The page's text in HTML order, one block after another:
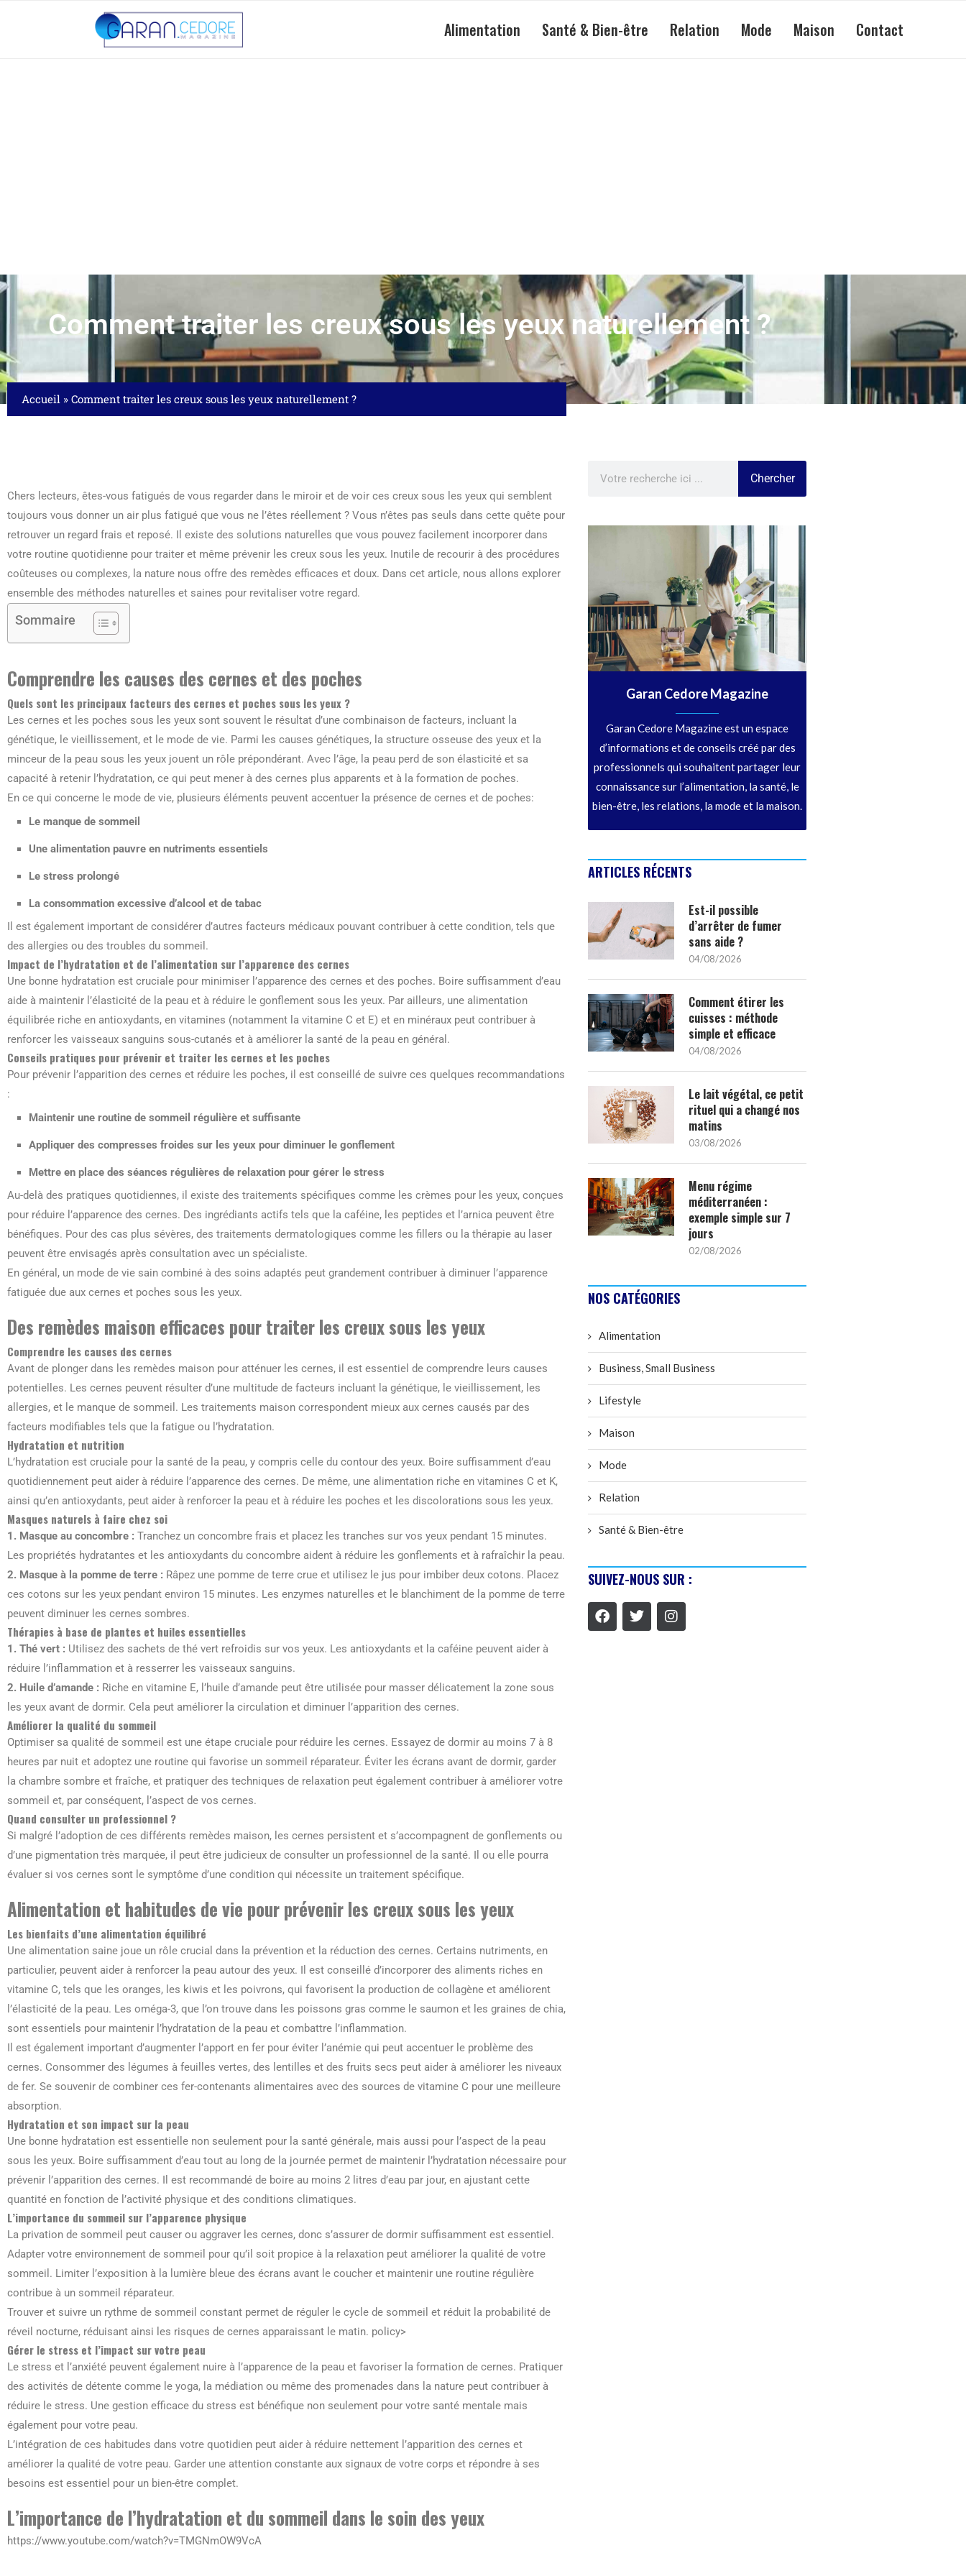
Alimentation Santé & Bien-être Relation Mode Maison Contact
Comment traiter les creux sous les yeux naturellement ?
Accueil » Comment traiter les creux sous les yeux naturellement ?
Chers lecteurs, êtes-vous fatigués de vous regarder dans le miroir et de voir ces creux sous les yeux qui semblent
toujours vous donner un air plus fatigué que vous ne l’êtes réellement ? Vous n’êtes pas seuls dans cette quête pour
retrouver un regard frais et reposé. Il existe des solutions naturelles que vous pouvez facilement incorporer dans
votre routine quotidienne pour traiter et même prévenir les creux sous les yeux. Inutile de recourir à des procédures
coûteuses ou complexes, la nature nous offre des remèdes efficaces et doux. Dans cet article, nous allons explorer
ensemble des méthodes naturelles et saines pour revitaliser votre regard.
Sommaire
Comprendre les causes des cernes et des poches
Quels sont les principaux facteurs des cernes et poches sous les yeux ?
Les cernes et les poches sous les yeux sont souvent le résultat d’une combinaison de facteurs, incluant la
génétique, le vieillissement, et le mode de vie. Parmi les causes génétiques, la structure osseuse des yeux et la
minceur de la peau sous les yeux jouent un rôle prépondérant. Avec l’âge, la peau perd de son élasticité et sa
capacité à retenir l’hydratation, ce qui peut mener à des cernes plus apparents et à la formation de poches.
En ce qui concerne le mode de vie, plusieurs éléments peuvent accentuer la présence de cernes et de poches:
Le manque de sommeil
Une alimentation pauvre en nutriments essentiels
Le stress prolongé
La consommation excessive d’alcool et de tabac
Il est également important de considérer d’autres facteurs médicaux pouvant contribuer à cette condition, tels que
des allergies ou des troubles du sommeil.
Impact de l’hydratation et de l’alimentation sur l’apparence des cernes
Une bonne hydratation est cruciale pour minimiser l’apparence des cernes et des poches. Boire suffisamment d’eau
aide à maintenir l’élasticité de la peau et à réduire le gonflement sous les yeux. Par ailleurs, une alimentation
équilibrée riche en antioxydants, en vitamines (notamment la vitamine C et E) et en minéraux peut contribuer à
renforcer les vaisseaux sanguins sous-cutanés et à améliorer la santé de la peau en général.
Conseils pratiques pour prévenir et traiter les cernes et les poches
Pour prévenir l’apparition des cernes et réduire les poches, il est conseillé de suivre ces quelques recommandations
:
Maintenir une routine de sommeil régulière et suffisante
Appliquer des compresses froides sur les yeux pour diminuer le gonflement
Mettre en place des séances régulières de relaxation pour gérer le stress
Au-delà des pratiques quotidiennes, il existe des traitements spécifiques comme les crèmes pour les yeux, conçues
pour réduire l’apparence des cernes. Des ingrédiants actifs tels que la caféine, les peptides et l’arnica peuvent être
bénéfiques. Pour des cas plus sévères, des traitements dermatologiques comme les fillers ou la thérapie au laser
peuvent être envisagés après consultation avec un spécialiste.
En général, un mode de vie sain combiné à des soins adaptés peut grandement contribuer à diminuer l’apparence
fatiguée due aux cernes et poches sous les yeux.
Des remèdes maison efficaces pour traiter les creux sous les yeux
Comprendre les causes des cernes
Avant de plonger dans les remèdes maison pour atténuer les cernes, il est essentiel de comprendre leurs causes
potentielles. Les cernes peuvent résulter d’une multitude de facteurs incluant la génétique, le vieillissement, les
allergies, et le manque de sommeil. Les traitements maison correspondent mieux aux cernes causés par des
facteurs modifiables tels que la fatigue ou l’hydratation.
Hydratation et nutrition
L’hydratation est cruciale pour la santé de la peau, y compris celle du contour des yeux. Boire suffisamment d’eau
quotidiennement peut aider à réduire l’apparence des cernes. De même, une alimentation riche en vitamines C et K,
ainsi qu’en antioxydants, peut aider à renforcer la peau et à réduire les poches et les discolorations sous les yeux.
Masques naturels à faire chez soi
1. Masque au concombre : Tranchez un concombre frais et placez les tranches sur vos yeux pendant 15 minutes.
Les propriétés hydratantes et les antioxydants du concombre aident à réduire les gonflements et à rafraîchir la peau.
2. Masque à la pomme de terre : Râpez une pomme de terre crue et utilisez le jus pour imbiber deux cotons. Placez
ces cotons sur les yeux pendant environ 15 minutes. Les enzymes naturelles et le blanchiment de la pomme de terre
peuvent diminuer les cernes sombres.
Thérapies à base de plantes et huiles essentielles
1. Thé vert : Utilisez des sachets de thé vert refroidis sur vos yeux. Les antioxydants et la caféine peuvent aider à
réduire l’inflammation et à resserrer les vaisseaux sanguins.
2. Huile d’amande : Riche en vitamine E, l’huile d’amande peut être utilisée pour masser délicatement la zone sous
les yeux avant de dormir. Cela peut améliorer la circulation et diminuer l’apparition des cernes.
Améliorer la qualité du sommeil
Optimiser sa qualité de sommeil est une étape cruciale pour réduire les cernes. Essayez de dormir au moins 7 à 8
heures par nuit et adoptez une routine qui favorise un sommeil réparateur. Éviter les écrans avant de dormir, garder
la chambre sombre et fraîche, et pratiquer des techniques de relaxation peut également contribuer à améliorer votre
sommeil et, par conséquent, l’aspect de vos cernes.
Quand consulter un professionnel ?
Si malgré l’adoption de ces différents remèdes maison, les cernes persistent et s’accompagnent de gonflements ou
d’une pigmentation très marquée, il peut être judicieux de consulter un professionnel de la santé. Il ou elle pourra
évaluer si vos cernes sont le symptôme d’une condition qui nécessite un traitement spécifique.
Alimentation et habitudes de vie pour prévenir les creux sous les yeux
Les bienfaits d’une alimentation équilibré
Une alimentation saine joue un rôle crucial dans la prévention et la réduction des cernes. Certains nutriments, en
particulier, peuvent aider à renforcer la peau autour des yeux. Il est conseillé d’incorporer des aliments riches en
vitamine C, tels que les oranges, les kiwis et les poivrons, qui favorisent la production de collagène et améliorent
l’élasticité de la peau. Les oméga-3, que l’on trouve dans les poissons gras comme le saumon et les graines de chia,
sont essentiels pour maintenir l’hydratation de la peau et combattre l’inflammation.
Il est également important d’augmenter l’apport en fer pour éviter l’anémie qui peut accentuer le problème des
cernes. Consommer des légumes à feuilles vertes, des lentilles et des fruits secs peut aider à améliorer les niveaux
de fer. Se souvenir de combiner ces fer-contenants alimentaires avec des sources de vitamine C pour une meilleure
absorption.
Hydratation et son impact sur la peau
Une bonne hydratation est essentielle non seulement pour la santé générale, mais aussi pour l’aspect de la peau
sous les yeux. Boire suffisamment d’eau tout au long de la journée permet de maintenir l’hydratation nécessaire pour
prévenir l’apparition des cernes. Il est recommandé de boire au moins 2 litres d’eau par jour, en ajustant cette
quantité en fonction de l’activité physique et des conditions climatiques.
L’importance du sommeil sur l’apparence physique
La privation de sommeil peut causer ou aggraver les cernes, donc s’assurer de dormir suffisamment est essentiel.
Adapter votre environnement de sommeil pour qu’il soit propice à la relaxation peut améliorer la qualité de votre
sommeil. Limiter l’exposition à la lumière bleue des écrans avant le coucher et maintenir une routine régulière
contribue à un sommeil réparateur.
Trouver et suivre un rythme de sommeil constant permet de réguler le cycle de sommeil et réduit la probabilité de
réveil nocturne, réduisant ainsi les risques de cernes apparaissant le matin. policy>
Gérer le stress et l’impact sur votre peau
Le stress et l’anxiété peuvent également nuire à l’apparence de la peau et favoriser la formation de cernes. Pratiquer
des activités de détente comme le yoga, la médiation ou même des promenades dans la nature peut contribuer à
réduire le stress. Une gestion efficace du stress est bénéfique non seulement pour votre santé mentale mais
également pour votre peau.
L’intégration de ces habitudes dans votre quotidien peut aider à réduire nettement l’apparition des cernes et
améliorer la qualité de votre peau. Garder une attention constante aux signaux de votre corps et répondre à ses
besoins est essentiel pour un bien-être complet.
L’importance de l’hydratation et du sommeil dans le soin des yeux
https://www.youtube.com/watch?v=TMGNmOW9VcA
Chercher
Garan Cedore Magazine
Garan Cedore Magazine est un espace
d’informations et de conseils créé par des
professionnels qui souhaitent partager leur
connaissance sur l’alimentation, la santé, le
bien-être, les relations, la mode et la maison.
ARTICLES RÉCENTS
Est-il possible
d’arrêter de fumer
sans aide ?
04/08/2026
Comment étirer les
cuisses : méthode
simple et efficace
04/08/2026
Le lait végétal, ce petit
rituel qui a changé nos
matins
03/08/2026
Menu régime
méditerranéen :
exemple simple sur 7
jours
02/08/2026
NOS CATÉGORIES
Alimentation
Business, Small Business
Lifestyle
Maison
Mode
Relation
Santé & Bien-être
SUIVEZ-NOUS SUR :